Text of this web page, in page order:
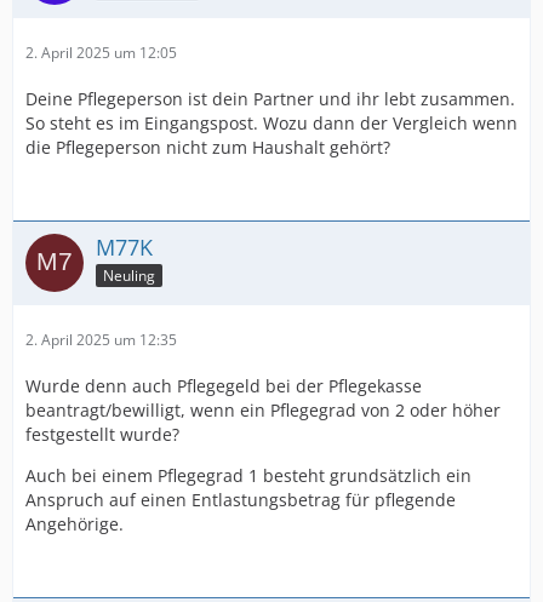
2. April 2025 um 12:05
Deine Pflegeperson ist dein Partner und ihr lebt zusammen.
So steht es im Eingangspost. Wozu dann der Vergleich wenn
die Pflegeperson nicht zum Haushalt gehört?
M77K
Neuling
2. April 2025 um 12:35
Wurde denn auch Pflegegeld bei der Pflegekasse
beantragt/bewilligt, wenn ein Pflegegrad von 2 oder höher
festgestellt wurde?
Auch bei einem Pflegegrad 1 besteht grundsätzlich ein
Anspruch auf einen Entlastungsbetrag für pflegende
Angehörige.